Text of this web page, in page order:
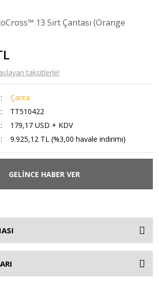
13 Sırt Çantası (Orange
taksitlerle!
Çanta
TT510422
179,17 USD + KDV
9.925,12 TL (%3,00 havale indirimi)
GELİNCE HABER VER